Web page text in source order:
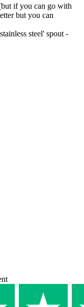
if you can go with
but you can
steel' spout -